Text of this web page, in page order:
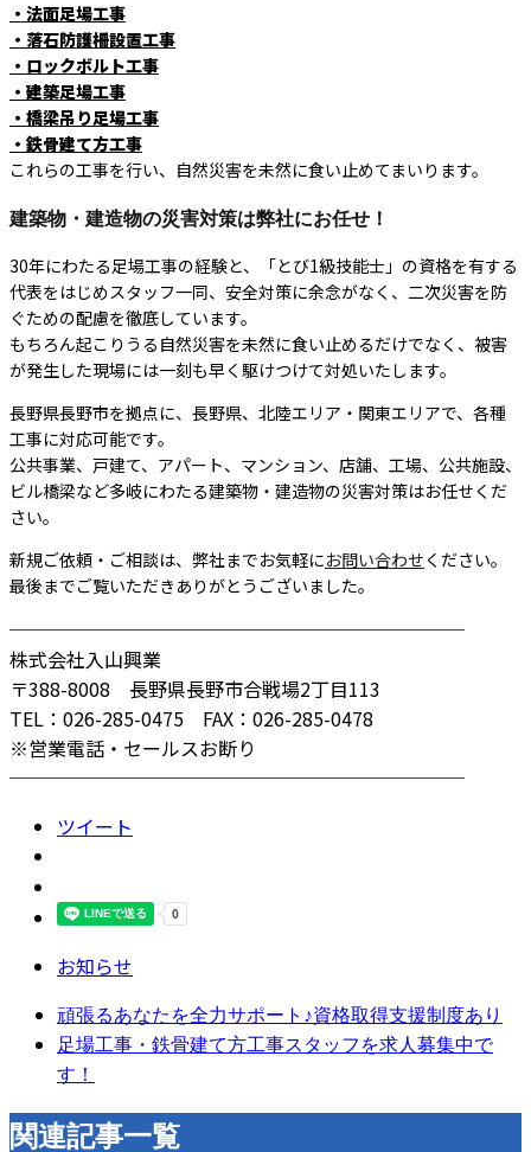
・法面足場工事
・落石防護柵設置工事
・ロックボルト工事
・建築足場工事
・橋梁吊り足場工事
・鉄骨建て方工事
これらの工事を行い、自然災害を未然に食い止めてまいります。
建築物・建造物の災害対策は弊社にお任せ！
30年にわたる足場工事の経験と、「とび1級技能士」の資格を有する
代表をはじめスタッフ一同、安全対策に余念がなく、二次災害を防
ぐための配慮を徹底しています。
もちろん起こりうる自然災害を未然に食い止めるだけでなく、被害
が発生した現場には一刻も早く駆けつけて対処いたします。
長野県長野市を拠点に、長野県、北陸エリア・関東エリアで、各種
工事に対応可能です。
公共事業、戸建て、アパート、マンション、店舗、工場、公共施設、
ビル橋梁など多岐にわたる建築物・建造物の災害対策はお任せくだ
さい。
新規ご依頼・ご相談は、弊社までお気軽にお問い合わせ ください。
最後までご覧いただきありがとうございました。
────────────────────────
株式会社入山興業
〒388-8008 長野県長野市合戦場2丁目113
TEL：026-285-0475 FAX：026-285-0478
※営業電話・セールスお断り
────────────────────────
ツイート
お知らせ
頑張るあなたを全力サポート♪資格取得支援制度あり
足場工事・鉄骨建て方工事スタッフを求人募集中で
す！
関連記事一覧